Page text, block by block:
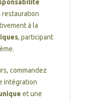
restauration
à la
, participant
commandez
intégration
et une